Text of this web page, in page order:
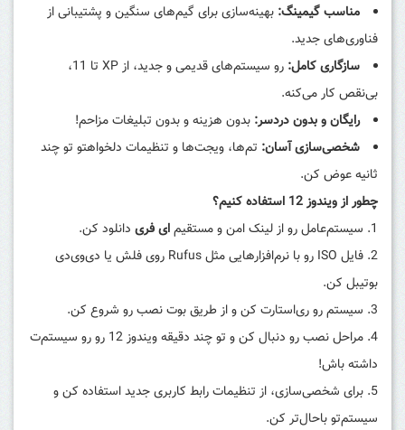
مناسب گیمینگ: بهینه‌سازی برای گیم‌های سنگین و پشتیبانی از
فناوری‌های جدید.
سازگاری کامل:
رو سیستم‌های قدیمی و جدید، از XP تا 11،
بی‌نقص کار می‌کنه.
رایگان و بدون دردسر: بدون هزینه و بدون تبلیغات مزاحم!
شخصی‌سازی آسان: تم‌ها، ویجت‌ها و تنظیمات دلخواهتو تو چند
ثانیه عوض کن.
چطور از ویندوز 12 استفاده کنیم؟
سیستم‌عامل رو از لینک امن و مستقیمای فری دانلود کن.
فایل ISO رو با نرم‌افزارهایی مثل Rufus روی فلش یا دی‌وی‌دی
بوتیبل کن.
سیستم رو ری‌استارت کن و از طریق بوت نصب رو شروع کن.
مراحل نصب رو دنبال کن و تو چند دقیقه ویندوز 12 رو رو سیستم‌ت
داشته باش!
برای شخصی‌سازی، از تنظیمات رابط کاربری جدید استفاده کن و
سیستم‌تو باحال‌تر کن.